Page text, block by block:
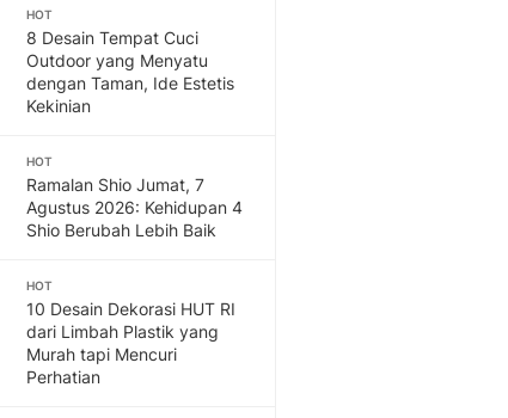
HOT
8 Desain Tempat Cuci
Outdoor yang Menyatu
dengan Taman, Ide Estetis
Kekinian
HOT
Ramalan Shio Jumat, 7
Agustus 2026: Kehidupan 4
Shio Berubah Lebih Baik
HOT
10 Desain Dekorasi HUT RI
dari Limbah Plastik yang
Murah tapi Mencuri
Perhatian